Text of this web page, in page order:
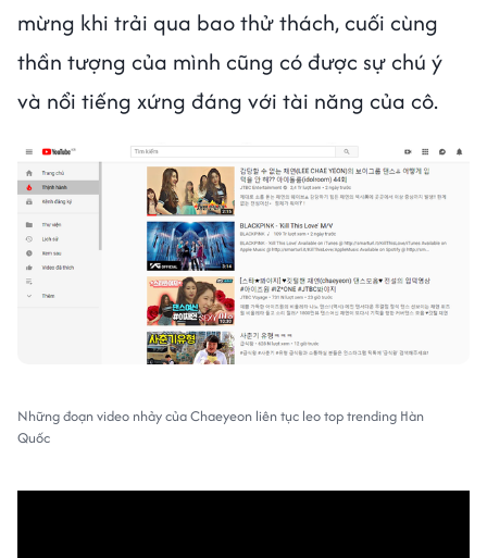
mừng khi trải qua bao thử thách, cuối cùng
thần tượng của mình cũng có được sự chú ý
và nổi tiếng xứng đáng với tài năng của cô.
Những đoạn video nhảy của Chaeyeon liên tục leo top trending Hàn
Quốc